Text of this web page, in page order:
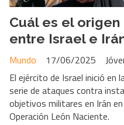
Cuál es el
entre Israel e
Mundo
17/06/2025
El ejército de Israel inició en
serie de ataques contra
objetivos militares en Irán
Operación León Naciente.